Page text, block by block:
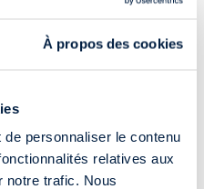
À propos des cookies
personnaliser le contenu
relatives aux
notre trafic. Nous
(aller simple
Rent and Drop pour votre location
rien de plus simple.
D6, dans les locaux d’ Olympic